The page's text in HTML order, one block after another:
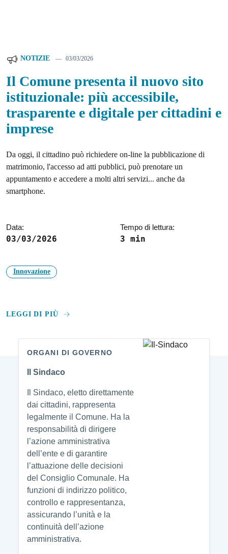
NOTIZIE 03/03/2026
Il Comune presenta il nuovo sito
istituzionale: più accessibile,
trasparente e digitale per cittadini e
imprese
Da oggi, il cittadino può richiedere on-line la pubblicazione di
matrimonio, l'accesso ad atti pubblici, può prenotare un
appuntamento e accedere a molti altri servizi... anche da
smartphone.
Data:
03/03/2026
Tempo di lettura:
3 min
Innovazione
LEGGI DI PIÙ
Amministrazione
ORGANI DI GOVERNO
Il Sindaco
Il Sindaco, eletto direttamente
dai cittadini, rappresenta
legalmente il Comune. Ha la
responsabilità di dirigere
l’azione amministrativa
dell’ente e di garantire
l’attuazione delle decisioni
del Consiglio Comunale. Ha
funzioni di indirizzo politico,
controllo e rappresentanza,
assicurando l’unità e la
continuità dell’azione
amministrativa.